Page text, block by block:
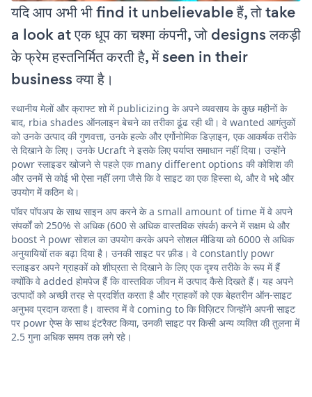
यदि आप अभी भी find it unbelievable हैं, तो take
a look at एक धूप का चश्मा कंपनी, जो designs लकड़ी
के फ्रेम हस्तनिर्मित करती है, में seen in their
business क्या है।
स्थानीय मेलों और क्राफ्ट शो में publicizing के अपने व्यवसाय के कुछ महीनों के
बाद, rbia shades ऑनलाइन बेचने का तरीका ढूंढ रही थी। वे wanted आगंतुकों
को उनके उत्पाद की गुणवत्ता, उनके हल्के और एर्गोनोमिक डिज़ाइन, एक आकर्षक तरीके
से दिखाने के लिए। उनके Ucraft ने इसके लिए पर्याप्त समाधान नहीं दिया। उन्होंने
powr स्लाइडर खोजने से पहले एक many different options की कोशिश की
और उनमें से कोई भी ऐसा नहीं लगा जैसे कि वे साइट का एक हिस्सा थे, और वे भद्दे और
उपयोग में कठिन थे।
पॉवर पॉपअप के साथ साइन अप करने के a small amount of time में वे अपने
संपर्कों को 250% से अधिक (600 से अधिक वास्तविक संपर्क) करने में सक्षम थे और
boost ने powr सोशल का उपयोग करके अपने सोशल मीडिया को 6000 से अधिक
अनुयायियों तक बढ़ा दिया है। उनकी साइट पर फ़ीड। वे constantly powr
स्लाइडर अपने ग्राहकों को शीघ्रता से दिखाने के लिए एक दृश्य तरीके के रूप में हैं
क्योंकि वे added होमपेज हैं कि वास्तविक जीवन में उत्पाद कैसे दिखते हैं। यह अपने
उत्पादों को अच्छी तरह से प्रदर्शित करता है और ग्राहकों को एक बेहतरीन ऑन-साइट
अनुभव प्रदान करता है। वास्तव में वे coming to कि विज़िटर जिन्होंने अपनी साइट
पर powr ऐप्स के साथ इंटरैक्ट किया, उनकी साइट पर किसी अन्य व्यक्ति की तुलना में
2.5 गुना अधिक समय तक लगे रहे।